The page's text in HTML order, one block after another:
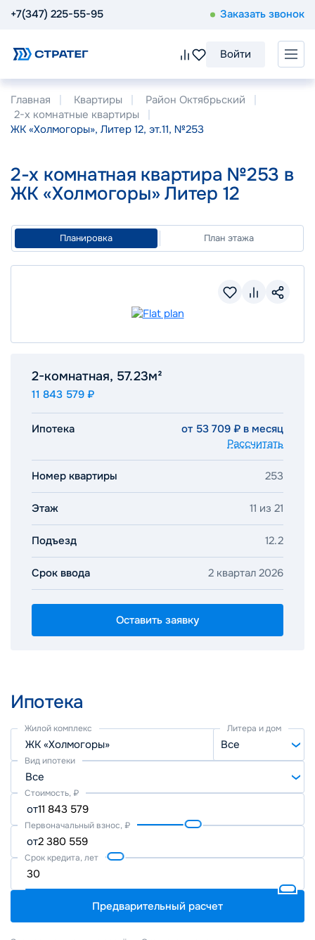
+7(347) 225-55-95 Заказать звонок
Войти
Главная Квартиры
Район Октябрьский
2-х комнатные квартиры
ЖК «Холмогоры», Литер 12, эт.11, №253
2-х комнатная квартира №253 в
ЖК «Холмогоры» Литер 12
Планировка План этажа
2-комнатная, 57.23м²
11 843 579 ₽
Ипотека
от 53 709 ₽ в месяц
Рассчитать
Номер квартиры 253
Этаж 11 из 21
Подъезд 12.2
Срок ввода 2 квартал 2026
Оставить заявку
Ипотека
Жилой комплекс
ЖК «Холмогоры»
Литера и дом
Все
Вид ипотеки
Все
Стоимость, ₽
от
Первоначальный взнос, ₽
от
Срок кредита, лет
Предварительный расчет